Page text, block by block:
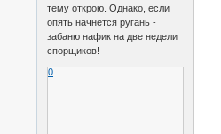
тему открою. Однако, если
опять начнется ругань -
забаню нафик на две недели
спорщиков!
0